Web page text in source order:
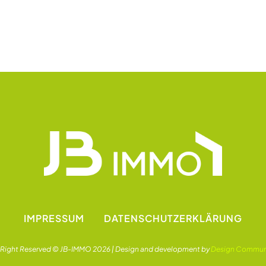
IMPRESSUM DATENSCHUTZ­ERKLÄRUNG
Reserved © JB-IMMO 2026 | Design and development byDesign